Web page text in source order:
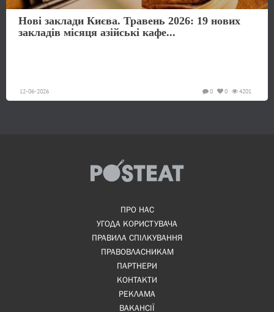
Нові заклади Києва. Травень 2026: 19 нових
закладів місяця азійські кафе...
12-06-2026 4201
0
0
ПРО НАС
УГОДА КОРИСТУВАЧА
ПРАВИЛА СПІЛКУВАННЯ
ПРАВОВЛАСНИКАМ
ПАРТНЕРИ
КОНТАКТИ
РЕКЛАМА
ВАКАНСІЇ